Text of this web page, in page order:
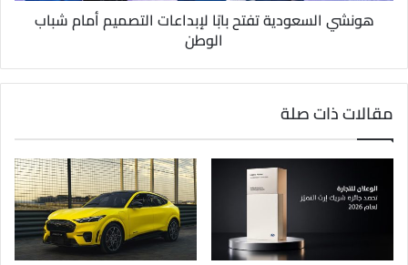
هونشي السعودية تفتح بابًا لإبداعات التصميم أمام شباب
الوطن
مقالات ذات صلة